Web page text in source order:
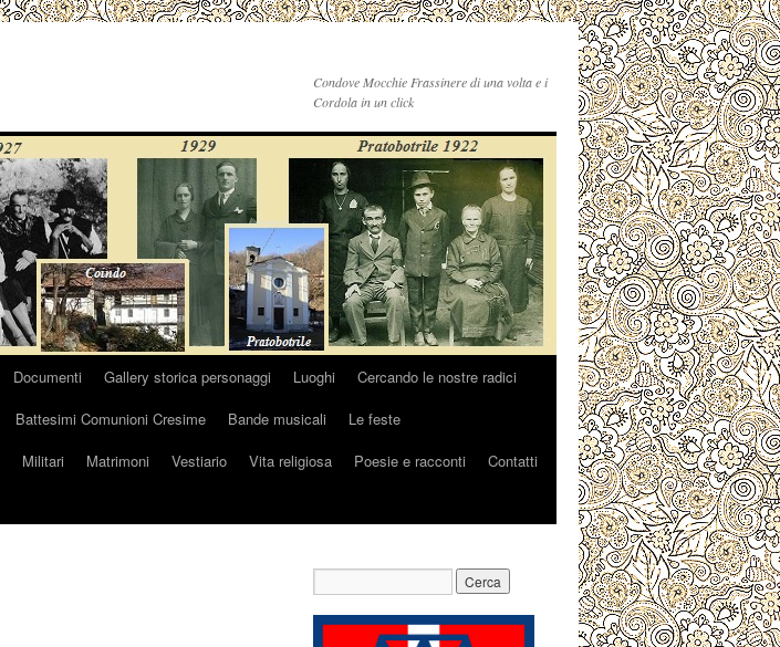
Condove Mocchie Frassinere di una volta e i
Cordola in un click
Documenti Gallery storica personaggi Luoghi
Cercando le nostre radici
Battesimi Comunioni Cresime Bande musicali
Le feste
Militari Matrimoni Vestiario Vita religiosa Poesie e racconti
Contatti